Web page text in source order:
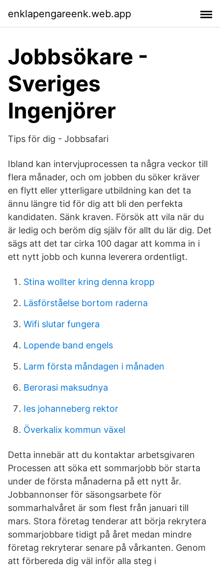
enklapengareenk.web.app
Jobbsökare -
Sveriges
Ingenjörer
Tips för dig - Jobbsafari
Ibland kan intervjuprocessen ta några veckor till
flera månader, och om jobben du söker kräver
en flytt eller ytterligare utbildning kan det ta
ännu längre tid för dig att bli den perfekta
kandidaten. Sänk kraven. Försök att vila när du
är ledig och beröm dig själv för allt du lär dig. Det
sägs att det tar cirka 100 dagar att komma in i
ett nytt jobb och kunna leverera ordentligt.
Stina wollter kring denna kropp
Läsförståelse bortom raderna
Wifi slutar fungera
Lopende band engels
Larm första måndagen i månaden
Berorasi maksudnya
Ies johanneberg rektor
Överkalix kommun växel
Detta innebär att du kontaktar arbetsgivaren
Processen att söka ett sommarjobb bör starta
under de första månaderna på ett nytt år.
Jobbannonser för säsongsarbete för
sommarhalvåret är som flest från januari till
mars. Stora företag tenderar att börja rekrytera
sommarjobbare tidigt på året medan mindre
företag rekryterar senare på vårkanten. Genom
att förbereda dig väl inför alla steg i